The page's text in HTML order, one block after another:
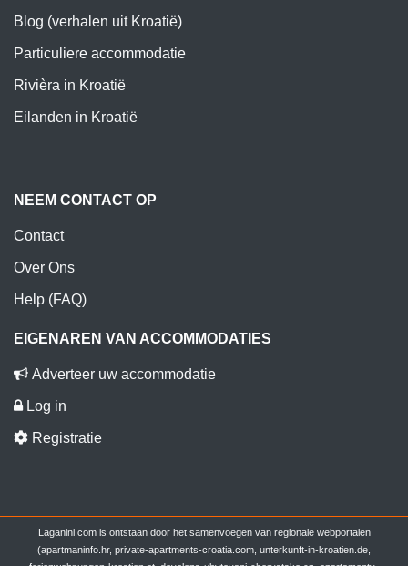
Blog (verhalen uit Kroatië)
Particuliere accommodatie
Rivièra in Kroatië
Eilanden in Kroatië
NEEM CONTACT OP
Contact
Over Ons
Help (FAQ)
EIGENAREN VAN ACCOMMODATIES
Adverteer uw accommodatie
Log in
Registratie
Laganini.com is ontstaan door het samenvoegen van regionale webportalen
(apartmaninfo.hr, private-apartments-croatia.com, unterkunft-in-kroatien.de,